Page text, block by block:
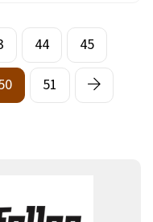
44
45
51